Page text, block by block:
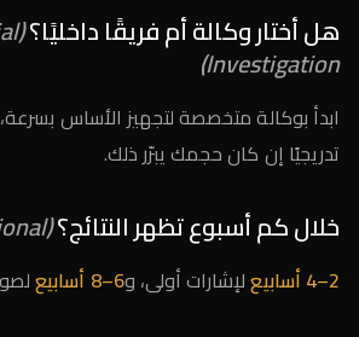
هل أختار وكالة أم فريقًا داخليًا؟
Investigation)
ابدأ بوكالة متخصصة لتجهيز الأساس
تدريجيًا إن كان حجمك يبرّر ذلك.
خلال كم أسبوع تظهر النتائج؟(Transactional)
2–4 أسابيع لإشارات أولى، و6–8 أسابيع